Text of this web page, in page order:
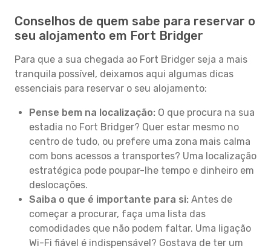
Conselhos de quem sabe para reservar o
seu alojamento em Fort Bridger
Para que a sua chegada ao Fort Bridger seja a mais
tranquila possível, deixamos aqui algumas dicas
essenciais para reservar o seu alojamento:
Pense bem na localização: O que procura na sua
estadia no Fort Bridger? Quer estar mesmo no
centro de tudo, ou prefere uma zona mais calma
com bons acessos a transportes? Uma localização
estratégica pode poupar-lhe tempo e dinheiro em
deslocações.
Saiba o que é importante para si: Antes de
começar a procurar, faça uma lista das
comodidades que não podem faltar. Uma ligação
Wi-Fi fiável é indispensável? Gostava de ter um